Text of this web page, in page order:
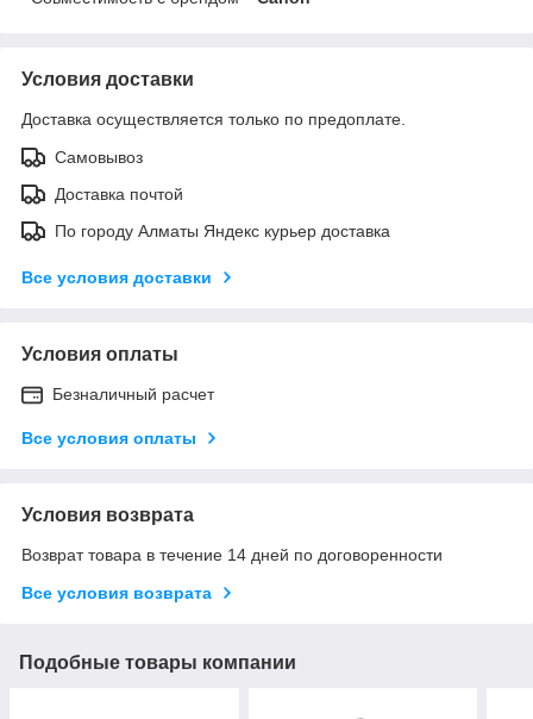
Условия доставки
Доставка осуществляется только по предоплате.
Самовывоз
Доставка почтой
По городу Алматы Яндекс курьер доставка
Все условия доставки
Условия оплаты
Безналичный расчет
Все условия оплаты
Условия возврата
Возврат товара в течение 14 дней по договоренности
Все условия возврата
Подобные товары компании